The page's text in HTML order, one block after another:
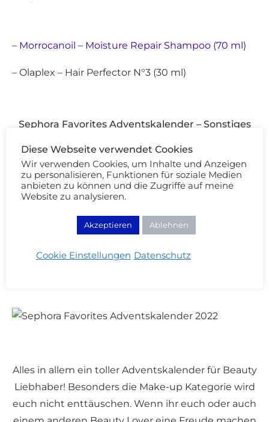
– Morrocanoil – Moisture Repair Shampoo (70 ml)
– Olaplex – Hair Perfector N°3 (30 ml)
Sephora Favorites Adventskalender – Sonstiges
– Paco Rabanne – Fame Eau de Parfum (4 ml)
– Rituals – Mini Kerze „The Ritual of Sakura“ (25 g)
Alles in allem ein toller Adventskalender für Beauty
Liebhaber! Besonders die Make-up Kategorie wird
euch nicht enttäuschen. Wenn ihr euch oder auch
Diese Webseite verwendet Cookies
Wir verwenden Cookies, um Inhalte und Anzeigen
zu personalisieren, Funktionen für soziale Medien
anbieten zu können und die Zugriffe auf meine
Website zu analysieren.
Akzeptieren Ablehnen
Cookie Einstellungen Datenschutz